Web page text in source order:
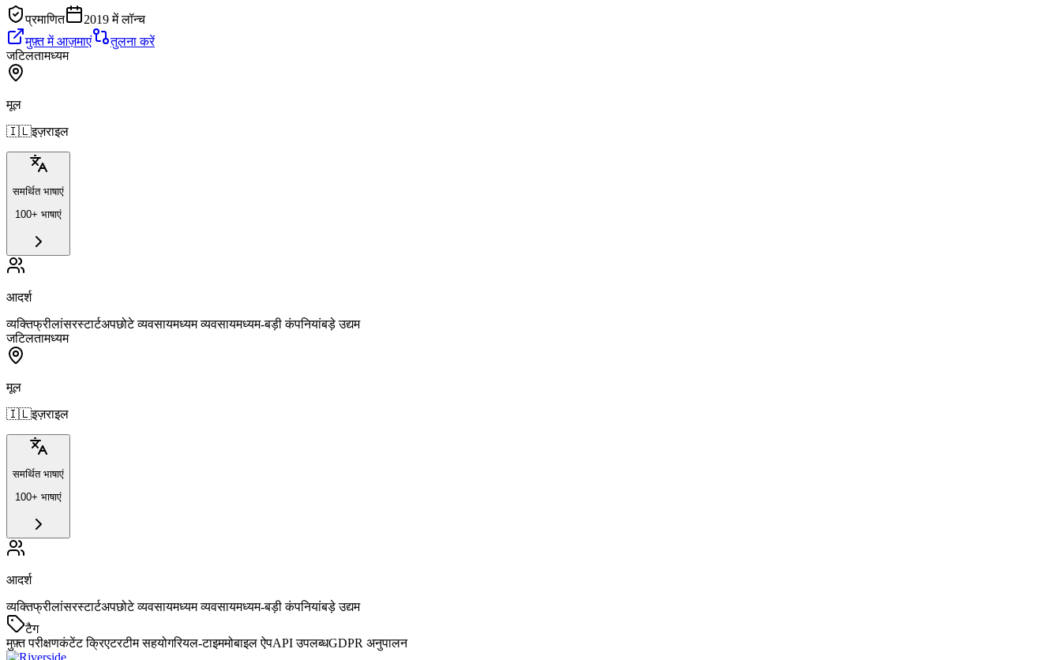
प्रमाणित
2019 में लॉन्च
मुफ़्त में आज़माएं
तुलना करें
जटिलतामध्यम
मूल
🇮🇱इज़राइल
समर्थित भाषाएं
100+ भाषाएं
आदर्श
व्यक्तिफ्रीलांसरस्टार्टअपछोटे व्यवसायमध्यम व्यवसायमध्यम-बड़ी कंपनियांबड़े उद्यम
जटिलतामध्यम
मूल
🇮🇱इज़राइल
समर्थित भाषाएं
100+ भाषाएं
आदर्श
व्यक्तिफ्रीलांसरस्टार्टअपछोटे व्यवसायमध्यम व्यवसायमध्यम-बड़ी कंपनियांबड़े उद्यम
टैग
मुफ़्त परीक्षणकंटेंट क्रिएटरटीम सहयोगरियल-टाइममोबाइल ऐपAPI उपलब्धGDPR अनुपालन